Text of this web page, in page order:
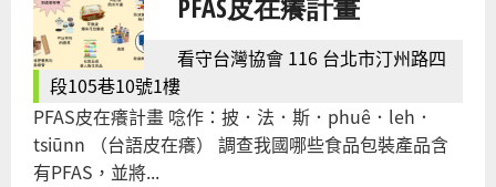
PFAS皮在癢計畫
看守台灣協會 116 台北市汀州路四
段105巷10號1樓
PFAS皮在癢計畫 唸作：披．法．斯．phuê．leh．
tsiūnn （台語皮在癢） 調查我國哪些食品包裝產品含
有PFAS，並將...